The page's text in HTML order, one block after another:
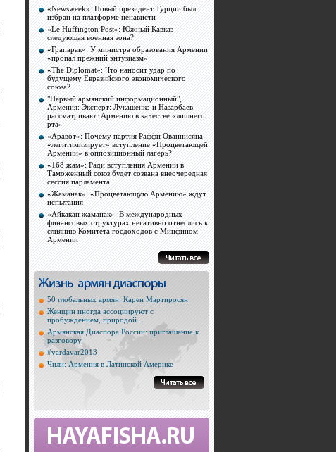
«Newsweek»: Новый президент Турции был
избран на платформе ненависти
«Le Huffington Post»: Южный Кавказ –
следующая военная зона?
«Грапарак»: У министра образования Армении
«пропал прежний энтузиазм»
«The Diplomat»: Что наносит удар по
будущему Евразийского экономического
союза?
"Первый армянский информационный",
Армения: Эксперт: Лукашенко и Назарбаев
рассматривают Армению в качестве «лишнего
рта»
«Аравот»: Почему партия Раффи Ованнисяна
«легитимизирует» вступление «Процветающей
Армении» в оппозиционный лагерь?
«168 жам»: Ради вступления Армении в
Таможенный союз будет созвана внеочередная
сессия парламента
«Жаманак»: «Процветающую Армению» ждут
испытания
«Айкакан жаманак»: В международных
финансовых структурах негативно отнеслись к
слиянию Комитета госдоходов с Минфином
Армении
50 глобальных армян: Карен Мартиросян
Женщин иногда ассоциируют с
пробуждением, природой...
Армянская Диаспора России: приглашение к
разговору
#vardavar2013
Чили: Армения в Латинской Америке